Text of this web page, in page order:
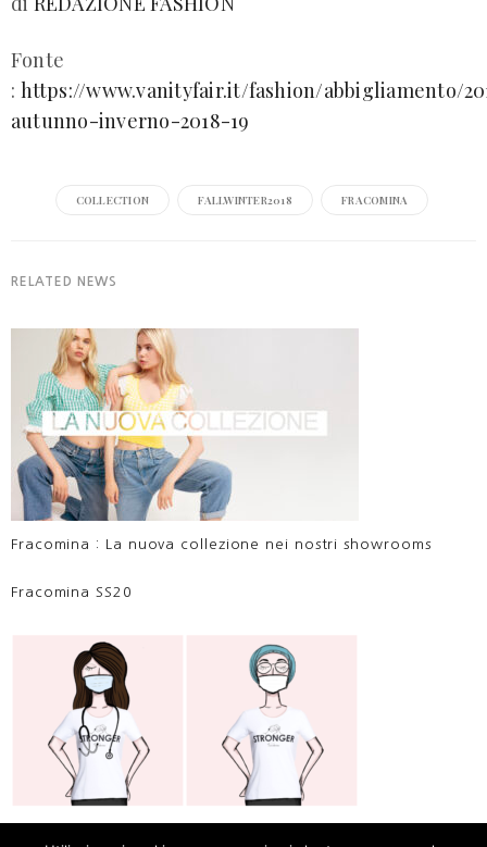
Fonte
: https://www.vanityfair.it/fashion/abbigliamento/
autunno-inverno-2018-19
COLLECTION FALLWINTER2018 FRACOMINA
RELATED NEWS
Fracomina : La nuova collezione nei nostri showrooms
Fracomina SS20